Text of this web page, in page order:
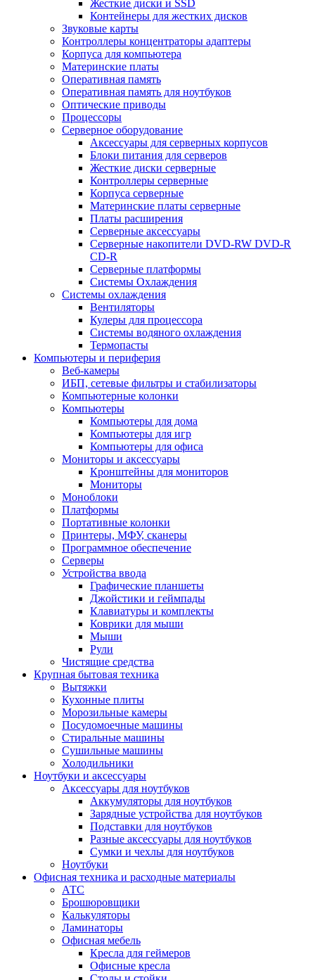
Жесткие диски и SSD
Контейнеры для жестких дисков
Звуковые карты
Контроллеры концентраторы адаптеры
Корпуса для компьютера
Материнские платы
Оперативная память
Оперативная память для ноутбуков
Оптические приводы
Процессоры
Серверное оборудование
Аксессуары для серверных корпусов
Блоки питания для серверов
Жесткие диски серверные
Контроллеры серверные
Корпуса серверные
Материнские платы серверные
Платы расширения
Серверные аксессуары
Серверные накопители DVD-RW DVD-R
CD-R
Серверные платформы
Системы Охлаждения
Системы охлаждения
Вентиляторы
Кулеры для процессора
Системы водяного охлаждения
Термопасты
Компьютеры и периферия
Веб-камеры
ИБП, сетевые фильтры и стабилизаторы
Компьютерные колонки
Компьютеры
Компьютеры для дома
Компьютеры для игр
Компьютеры для офиса
Мониторы и аксессуары
Кронштейны для мониторов
Мониторы
Моноблоки
Платформы
Портативные колонки
Принтеры, МФУ, сканеры
Программное обеспечение
Серверы
Устройства ввода
Графические планшеты
Джойстики и геймпады
Клавиатуры и комплекты
Коврики для мыши
Мыши
Рули
Чистящие средства
Крупная бытовая техника
Вытяжки
Кухонные плиты
Морозильные камеры
Посудомоечные машины
Стиральные машины
Сушильные машины
Холодильники
Ноутбуки и аксессуары
Аксессуары для ноутбуков
Аккумуляторы для ноутбуков
Зарядные устройства для ноутбуков
Подставки для ноутбуков
Разные аксессуары для ноутбуков
Сумки и чехлы для ноутбуков
Ноутбуки
Офисная техника и расходные материалы
АТС
Брошюровщики
Калькуляторы
Ламинаторы
Офисная мебель
Кресла для геймеров
Офисные кресла